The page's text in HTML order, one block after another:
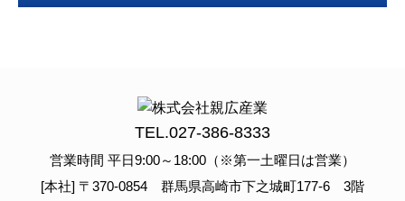
TEL.027-386-8333
営業時間 平日9:00～18:00（※第一土曜日は営業）
[本社] 〒370-0854 群馬県高崎市下之城町177-6 3階